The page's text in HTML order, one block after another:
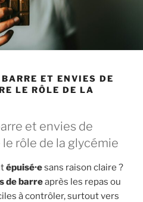
ET ENVIES DE
LE RÔLE DE LA
et envies de
rôle de la glycémie
épuisé·esans raison claire ?
de barreaprès les repas ou
à contrôler, surtout vers